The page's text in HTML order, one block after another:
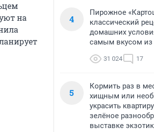
на
4
Пирожное
классический
домашних
самым вкусом из
31 024 17
5
Кормить раз в
хищным или
украсить
зелёное
выставке